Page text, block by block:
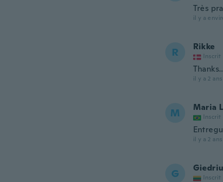
Très
il y a
R Rikke
Inscrit
il y a 2 ans
M Maria
Inscrit
il y a 2 ans
G Inscrit